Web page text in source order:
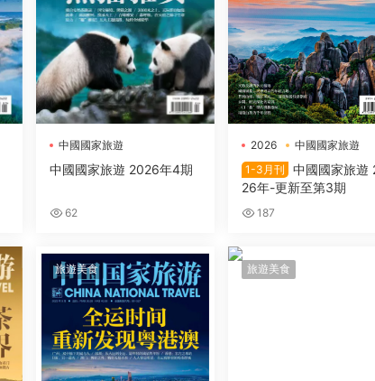
中國國家旅遊
中國國家旅遊 2026年4期
62
2026
中國國家旅遊
1-3月刊
中國國家旅遊
26年-更新至第3期
187
旅遊美食 旅遊美食